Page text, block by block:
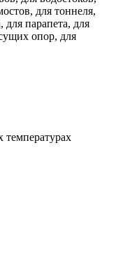
для тоннеля,
для парапета, для
опор, для